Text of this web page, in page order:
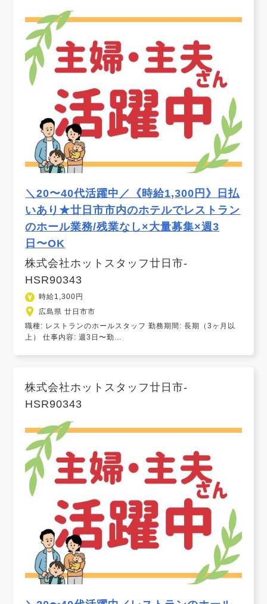
＼20〜40代活躍中／《時給1,300円》日払
いあり★廿日市市内のホテルでレストラン
のホール業務/残業なし×大量募集×週3
日〜OK
株式会社ホットスタッフ廿日市-
HSR90343
時給1,300円
広島県 廿日市市
職種: レストランのホールスタッフ 勤務期間: 長期（3ヶ月以
上） 仕事内容: 週3日〜勤...
株式会社ホットスタッフ廿日市-
HSR90343